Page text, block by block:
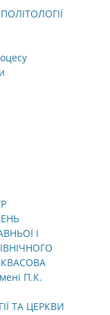
І
П.К.
ТА ЦЕРКВИ